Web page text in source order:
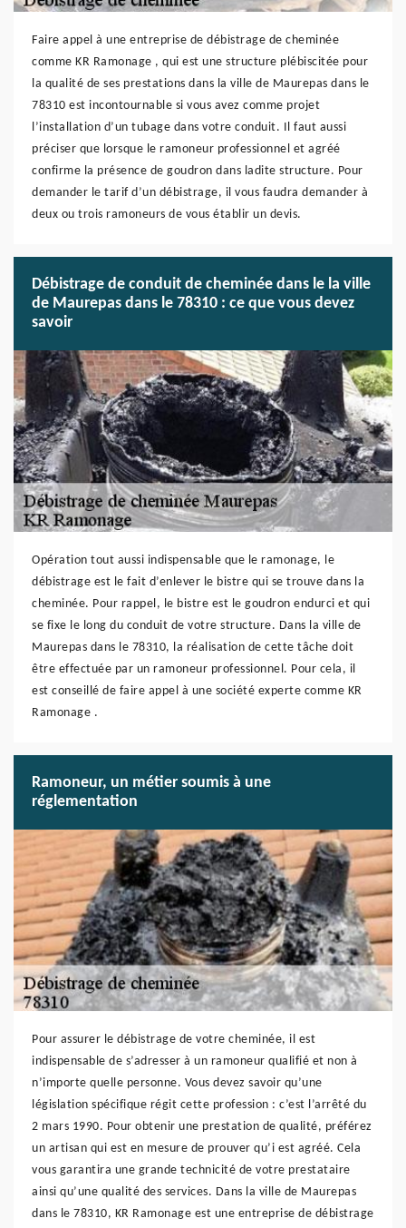
Faire appel à une entreprise de débistrage de cheminée
comme KR Ramonage , qui est une structure plébiscitée pour
la qualité de ses prestations dans la ville de Maurepas dans le
78310 est incontournable si vous avez comme projet
l’installation d’un tubage dans votre conduit. Il faut aussi
préciser que lorsque le ramoneur professionnel et agréé
confirme la présence de goudron dans ladite structure. Pour
demander le tarif d’un débistrage, il vous faudra demander à
deux ou trois ramoneurs de vous établir un devis.
Débistrage de conduit de cheminée dans le la ville
de Maurepas dans le 78310 : ce que vous devez
savoir
Opération tout aussi indispensable que le ramonage, le
débistrage est le fait d’enlever le bistre qui se trouve dans la
cheminée. Pour rappel, le bistre est le goudron endurci et qui
se fixe le long du conduit de votre structure. Dans la ville de
Maurepas dans le 78310, la réalisation de cette tâche doit
être effectuée par un ramoneur professionnel. Pour cela, il
est conseillé de faire appel à une société experte comme KR
Ramonage .
Ramoneur, un métier soumis à une
réglementation
Pour assurer le débistrage de votre cheminée, il est
indispensable de s’adresser à un ramoneur qualifié et non à
n’importe quelle personne. Vous devez savoir qu’une
législation spécifique régit cette profession : c’est l’arrêté du
2 mars 1990. Pour obtenir une prestation de qualité, préférez
un artisan qui est en mesure de prouver qu’i est agréé. Cela
vous garantira une grande technicité de votre prestataire
ainsi qu’une qualité des services. Dans la ville de Maurepas
dans le 78310, KR Ramonage est une entreprise de débistrage